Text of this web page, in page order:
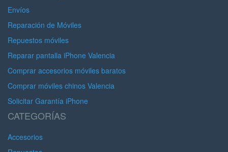
Envíos
Reparación de Móviles
Repuestos móviles
Reparar pantalla iPhone Valencia
Comprar accesorios móviles baratos
Comprar móviles chinos Valencia
Solicitar Garantía iPhone
CATEGORÍAS
Accesorios